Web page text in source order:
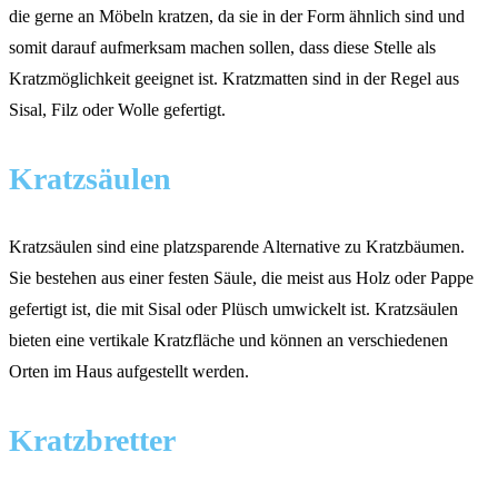
die gerne an Möbeln kratzen, da sie in der Form ähnlich sind und
somit darauf aufmerksam machen sollen, dass diese Stelle als
Kratzmöglichkeit geeignet ist. Kratzmatten sind in der Regel aus
Sisal, Filz oder Wolle gefertigt.
Kratzsäulen
Kratzsäulen sind eine platzsparende Alternative zu Kratzbäumen.
Sie bestehen aus einer festen Säule, die meist aus Holz oder Pappe
gefertigt ist, die mit Sisal oder Plüsch umwickelt ist. Kratzsäulen
bieten eine vertikale Kratzfläche und können an verschiedenen
Orten im Haus aufgestellt werden.
Kratzbretter